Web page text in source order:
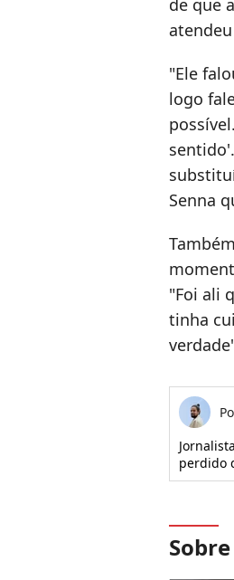
de que
"Ele
logo
Senna
"Foi ali
tinha
perdido
Sobre